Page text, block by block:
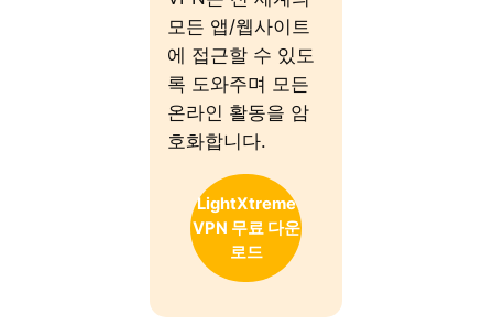
모든 앱/웹사이트
에 접근할 수 있도
록 도와주며 모든
온라인 활동을 암
호화합니다.
LightXtreme
VPN 무료 다운
로드